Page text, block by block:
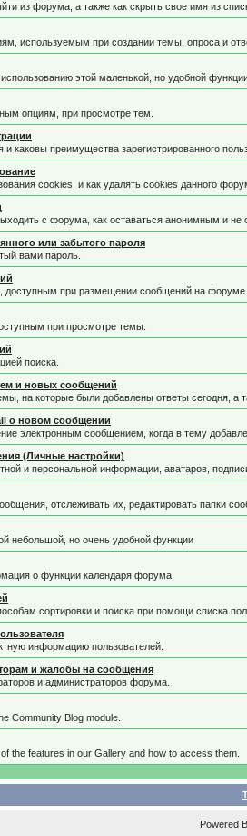
из форума, а также как скрыть свое имя из
используемым при создании темы, опроса и
этой маленькой, но удобной
опциям, при просмотре тем.
и каковы преимущества зарегистрированного
cookies, и как удалять cookies данного
с форума, как оставаться анонимным и
или забытого пароля
вами пароль.
доступным при размещении сообщений на форуме.
при просмотре темы.
поиска.
и новых сообщений
на которые были добавлены ответы сегодня,
о новом сообщении
электронным сообщением, когда в тему
(Личные настройки)
и персональной информации, аватаров,
отслеживать их, редактировать папки
небольшой, но очень удобной функции
о функции календаря форума.
сортировки и поиска при помощи списка
информацию пользователей.
и жалобы на сообщения
и администраторов форума.
Community Blog module.
the features in our Gallery and how to access them.
Powered